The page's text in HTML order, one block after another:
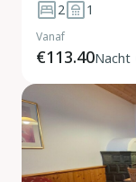
2
1
Vanaf
€113.40Nacht